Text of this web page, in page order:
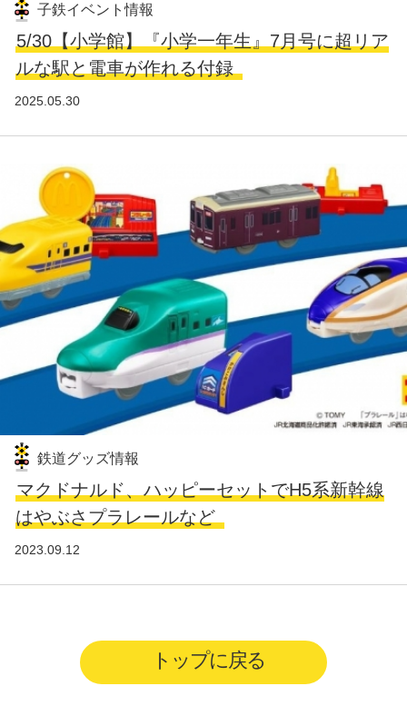
子鉄イベント情報
5/30【小学館】『小学一年生』7月号に超リア
ルな駅と電車が作れる付録
2025.05.30
鉄道グッズ情報
マクドナルド、ハッピーセットでH5系新幹線
はやぶさプラレールなど
2023.09.12
トップに戻る